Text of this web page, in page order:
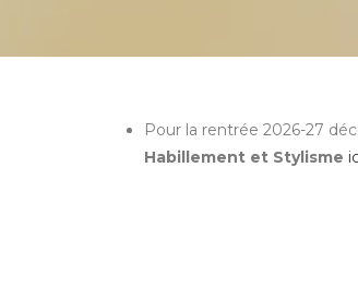
Pour la rentrée 2026-27
Habillement et Stylisme